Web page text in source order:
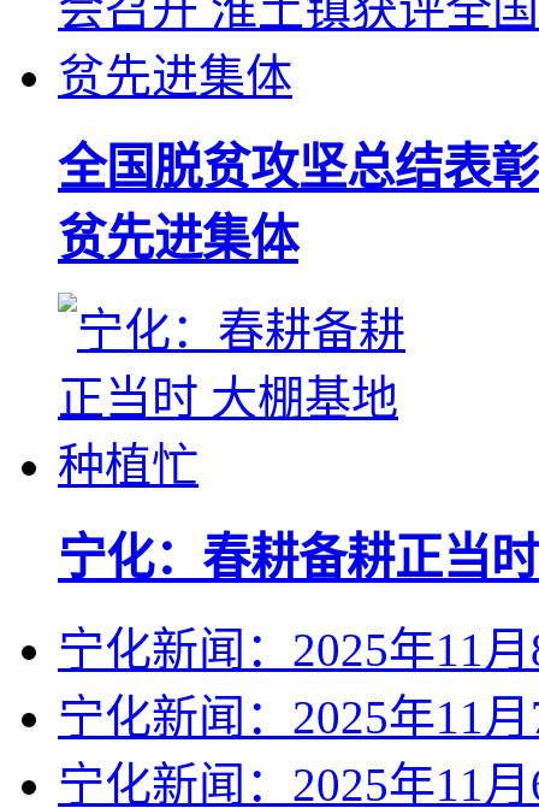
全国脱贫攻坚总结表
贫先进集体
宁化：春耕备耕正当
宁化新闻：2025年11
宁化新闻：2025年11
宁化新闻：2025年11